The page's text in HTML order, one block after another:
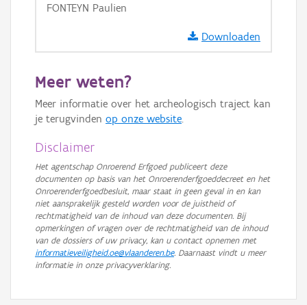
GRB-Basiskaart
GRB-Basiskaart in grijswaarden
FONTEYN Paulien
Downloaden
Meer weten?
Meer informatie over het archeologisch traject kan
je terugvinden op onze website.
Disclaimer
Het agentschap Onroerend Erfgoed publiceert deze
documenten op basis van het Onroerenderfgoeddecreet en het
Onroerenderfgoedbesluit, maar staat in geen geval in en kan
niet aansprakelijk gesteld worden voor de juistheid of
rechtmatigheid van de inhoud van deze documenten. Bij
opmerkingen of vragen over de rechtmatigheid van de inhoud
van de dossiers of uw privacy, kan u contact opnemen met
informatieveiligheid.oe@vlaanderen.be. Daarnaast vindt u meer
informatie in onze privacyverklaring.